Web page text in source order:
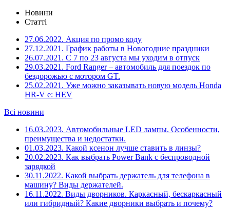
Новини
Статті
27.06.2022. Акция по промо коду
27.12.2021. График работы в Новогодние праздники
26.07.2021. С 7 по 23 августа мы уходим в отпуск
29.03.2021. Ford Ranger – автомобиль для поездок по
бездорожью с мотором GT.
25.02.2021. Уже можно заказывать новую модель Honda
HR-V e: HEV
Всі новини
16.03.2023. Автомобильные LED лампы. Особенности,
преимущества и недостатки.
01.03.2023. Какой ксенон лучше ставить в линзы?
20.02.2023. Как выбрать Power Bank с беспроводной
зарядкой
30.11.2022. Какой выбрать держатель для телефона в
машину? Виды держателей.
16.11.2022. Виды дворников. Каркасный, бескаркасный
или гибридный? Какие дворники выбрать и почему?